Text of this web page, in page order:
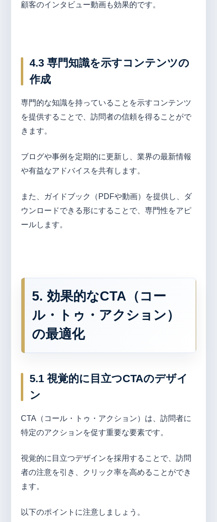
顧客のインタビュー動画も効果的です。
4.3 専門知識を示すコンテンツの
作成
専門的な知識を持っていることを示すコンテンツ
を提供することで、訪問者の信頼を得ることがで
きます。
ブログや事例を定期的に更新し、業界の最新情報
や有益なアドバイスを共有します。
また、ガイドブック（PDFや動画）を提供し、ダ
ウンロードできる形にすることで、専門性をアピ
ールします。
5. 効果的なCTA（コー
ル・トゥ・アクション）
の最適化
5.1 視覚的に目立つCTAのデザイ
ン
CTA（コール・トゥ・アクション）は、訪問者に
特定のアクションを促す重要な要素です。
視覚的に目立つデザインを採用することで、訪問
者の注意を引き、クリック率を高めることができ
ます。
以下のポイントに注意しましょう。